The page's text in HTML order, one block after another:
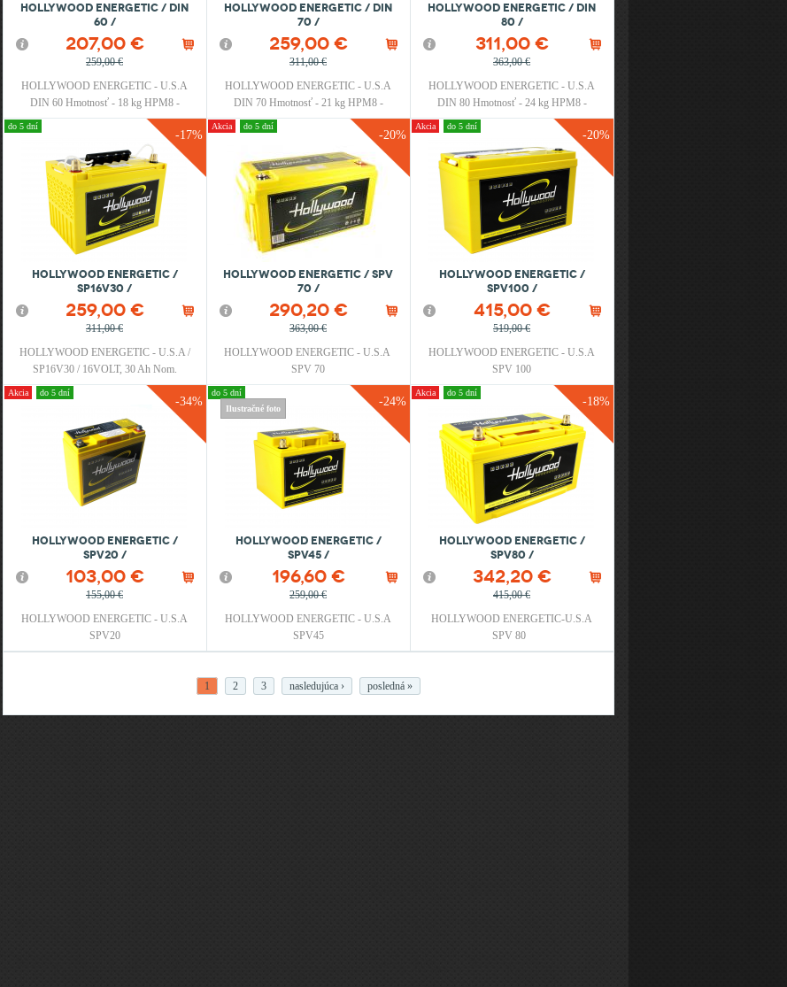
HOLLYWOOD ENERGETIC / DIN
60 /
207,00 €
259,00 €
HOLLYWOOD ENERGETIC - U.S.A
DIN 60 Hmotnosť - 18 kg HPM8 -
Terminal nie je súčasťou balenia !
HOLLYWOOD ENERGETIC / DIN
70 /
259,00 €
311,00 €
HOLLYWOOD ENERGETIC - U.S.A
DIN 70 Hmotnosť - 21 kg HPM8 -
Terminal nie je súčasťou balenia !
HOLLYWOOD ENERGETIC / DIN
80 /
311,00 €
363,00 €
HOLLYWOOD ENERGETIC - U.S.A
DIN 80 Hmotnosť - 24 kg HPM8 -
Terminal nie je súčasťou balenia !
do 5 dní
-17%
HOLLYWOOD ENERGETIC /
SP16V30 /
259,00 €
311,00 €
HOLLYWOOD ENERGETIC - U.S.A /
SP16V30 / 16VOLT, 30 Ah Nom.
Capacity, Cold Cranking 400 A, Pulse
Cranking 1000A, Short Circuit 2000 A,
14 kg, 260 x 165 x 180 mm
Akcia do 5 dní
-20%
HOLLYWOOD ENERGETIC / SPV
70 /
290,20 €
363,00 €
HOLLYWOOD ENERGETIC - U.S.A
SPV 70
Akcia do 5 dní
-20%
HOLLYWOOD ENERGETIC /
SPV100 /
415,00 €
519,00 €
HOLLYWOOD ENERGETIC - U.S.A
SPV 100
Akcia do 5 dní
-34%
HOLLYWOOD ENERGETIC /
SPV20 /
103,00 €
155,00 €
HOLLYWOOD ENERGETIC - U.S.A
SPV20
do 5 dní
-24%
Ilustračné foto
HOLLYWOOD ENERGETIC /
SPV45 /
196,60 €
259,00 €
HOLLYWOOD ENERGETIC - U.S.A
SPV45
Akcia do 5 dní
-18%
HOLLYWOOD ENERGETIC /
SPV80 /
342,20 €
415,00 €
HOLLYWOOD ENERGETIC-U.S.A
SPV 80
1 2 3 nasledujúca › posledná »